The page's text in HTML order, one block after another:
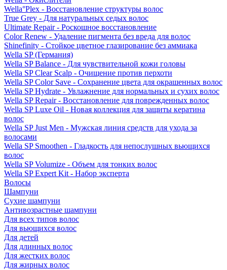
Wella°Plex - Восстановление структуры волос
True Grey - Для натуральных седых волос
Ultimate Repair - Роскошное восстановление
Color Renew - Удаление пигмента без вреда для волос
Shinefinity - Стойкое цветное глазирование без аммиака
Wella SP (Германия)
Wella SP Balance - Для чувствительной кожи головы
Wella SP Clear Scalp - Очищение против перхоти
Wella SP Color Save - Сохранение цвета для окрашенных волос
Wella SP Hydrate - Увлажнение для нормальных и сухих волос
Wella SP Repair - Восстановление для поврежденных волос
Wella SP Luxe Oil - Новая коллекция для защиты кератина
волос
Wella SP Just Men - Мужская линия средств для ухода за
волосами
Wella SP Smoothen - Гладкость для непослушных вьющихся
волос
Wella SP Volumize - Объем для тонких волос
Wella SP Expert Kit - Набор эксперта
Волосы
Шампуни
Сухие шампуни
Антивозрастные шампуни
Для всех типов волос
Для вьющихся волос
Для детей
Для длинных волос
Для жестких волос
Для жирных волос